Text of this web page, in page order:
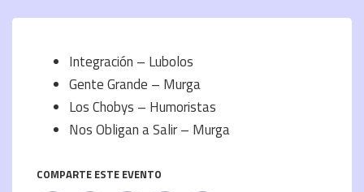
Integración – Lubolos
Gente Grande – Murga
Los Chobys – Humoristas
Nos Obligan a Salir – Murga
COMPARTE ESTE EVENTO